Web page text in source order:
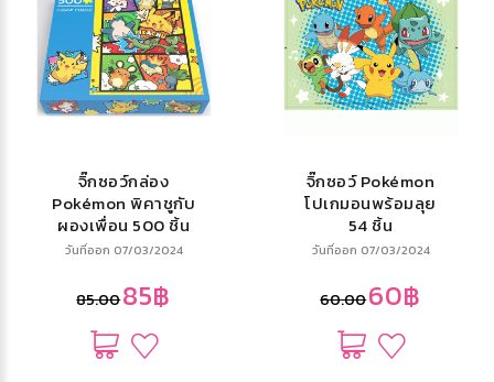
จิ๊กซอว์กล่อง
Pokémon พิคาชูกับ
ผองเพื่อน 500 ชิ้น
วันที่ออก 07/03/2024
85.0085฿
จิ๊กซอว์ Pokémon
โปเกมอนพร้อมลุย
54 ชิ้น
วันที่ออก 07/03/2024
60.0060฿